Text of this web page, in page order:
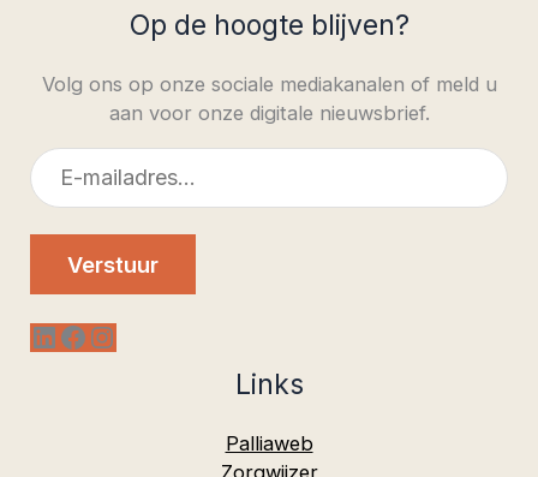
Op de hoogte blijven?
Volg ons op onze sociale mediakanalen of meld u
aan voor onze digitale nieuwsbrief.
E-
mailadres
Verstuur
LinkedIn
Facebook
Instagram
Links
Palliaweb
Zorgwijzer